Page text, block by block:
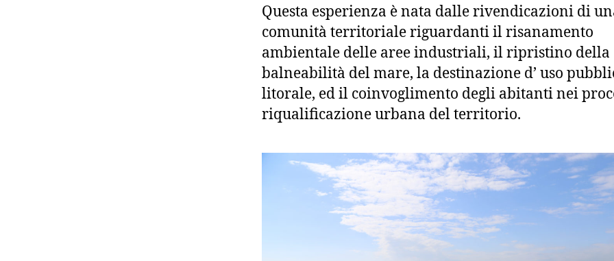
Questa esperienza è nata dalle rivendicazioni di
comunità territoriale riguardanti il risanamento
ambientale delle aree industriali, il ripristino della
balneabilità del mare, la destinazione d’ uso
litorale, ed il coinvoglimento degli abitanti nei
riqualificazione urbana del territorio.